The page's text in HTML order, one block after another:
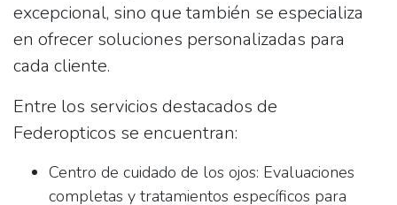
excepcional, sino que también se especializa
en ofrecer soluciones personalizadas para
cada cliente.
Entre los servicios destacados de
Federopticos se encuentran:
Centro de cuidado de los ojos: Evaluaciones
completas y tratamientos específicos para